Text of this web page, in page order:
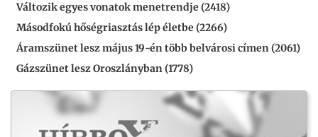
Változik egyes vonatok menetrendje (2418)
Másodfokú hőségriasztás lép életbe (2266)
Áramszünet lesz május 19-én több belvárosi címen (2061)
Gázszünet lesz Oroszlányban (1778)